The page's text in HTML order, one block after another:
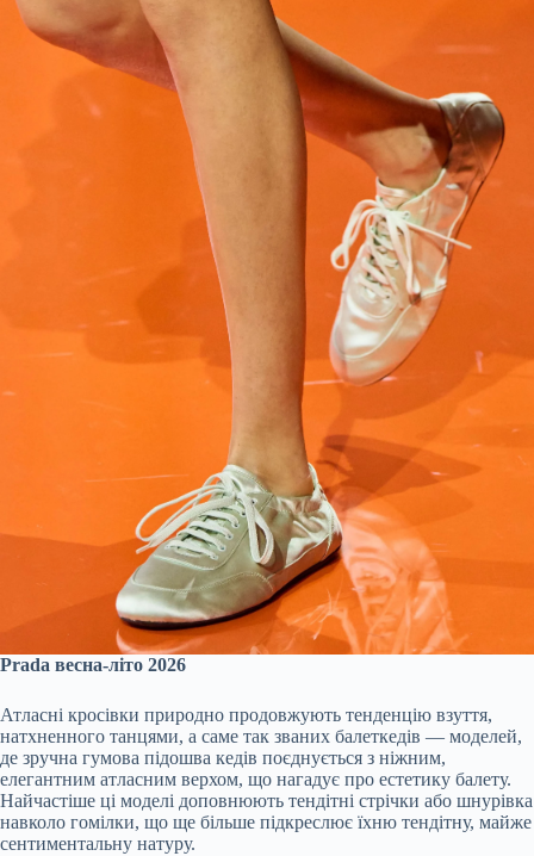
Prada весна-літо 2026
Атласні кросівки природно продовжують тенденцію взуття,
натхненного танцями, а саме так званих балеткедів — моделей,
де зручна гумова підошва кедів поєднується з ніжним,
елегантним атласним верхом, що нагадує про естетику балету.
Найчастіше ці моделі доповнюють тендітні стрічки або шнурівка
навколо гомілки, що ще більше підкреслює їхню тендітну, майже
сентиментальну натуру.